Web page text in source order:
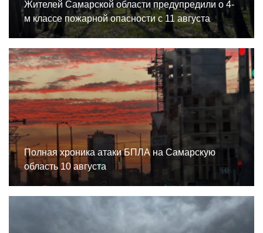
Жителей Самарской области предупредили о 4-
м классе пожарной опасности с 11 августа
Полная хроника атаки БПЛА на Самарскую
область 10 августа